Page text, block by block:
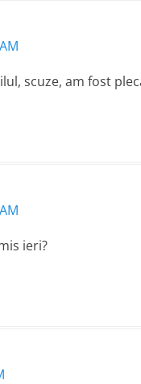
scuze, am fost
ieri?